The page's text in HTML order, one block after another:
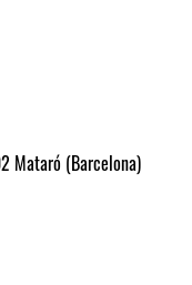
Mataró (Barcelona)